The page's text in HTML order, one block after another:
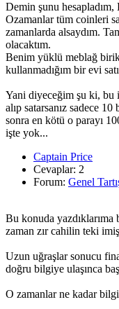
Demin şunu hesapladım,
Ozamanlar tüm coinleri
zamanlarda alsaydım.
olacaktım.
Benim yüklü meblağ
kullanmadığım bir evi
Yani diyeceğim şu ki, bu
alıp satarsanız sadece
sonra en kötü o parayı
işte yok...
Captain Price
Cevaplar: 2
Forum: Genel
Bu konuda yazdıklarıma
zaman zır cahilin teki
Uzun uğraşlar sonucu
doğru bilgiye ulaşınca
O zamanlar ne kadar